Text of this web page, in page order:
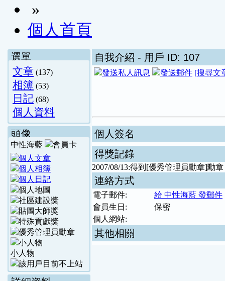
»
個人首頁
選單
文章 (137)
相簿 (53)
日記 (68)
個人資料
頭像
中性海藍
小人物
自我介紹 - 用戶 ID: 107
[搜尋文
個人簽名
得獎記錄
2007/08/13:得到[優秀管理員勳章]勳
連絡方式
電子郵件:
給 中性海藍 發郵件
會員生日:
保密
個人網站:
其他相關